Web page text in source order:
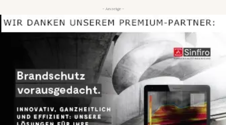
- Anzeige -